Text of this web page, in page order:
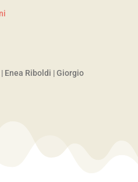
Enea Riboldi |Giorgio